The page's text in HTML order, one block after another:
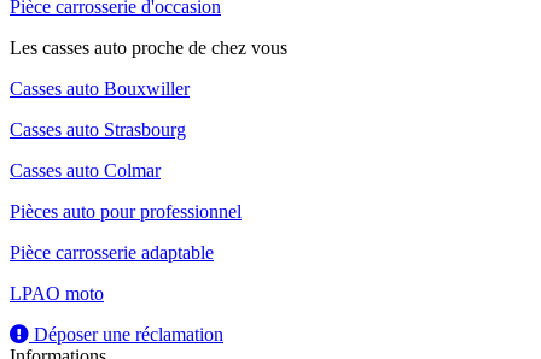
Pièce carrosserie d'occasion
Les casses auto proche de chez vous
Casses auto Bouxwiller
Casses auto Strasbourg
Casses auto Colmar
Pièces auto pour professionnel
Pièce carrosserie adaptable
LPAO moto
Déposer une réclamation